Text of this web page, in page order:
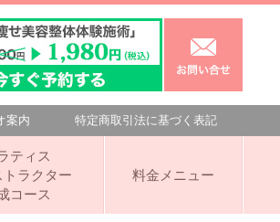
案内 特定商取引法に基づく表記
ティス
ラクター
コース
料金メニュー